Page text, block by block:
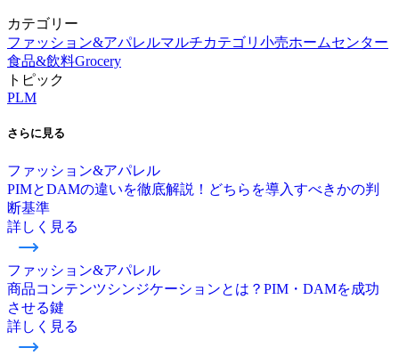
カテゴリー
ファッション&アパレルマルチカテゴリ小売ホームセンター
食品&飲料Grocery
トピック
PLM
さらに見る
ファッション&アパレル
PIMとDAMの違いを徹底解説！どちらを導入すべきかの判
断基準
詳しく見る
ファッション&アパレル
商品コンテンツシンジケーションとは？PIM・DAMを成功
させる鍵
詳しく見る